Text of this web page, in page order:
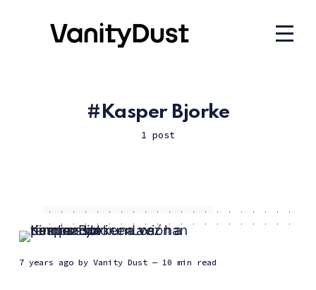
Kasper Bjorke
1 post
7 years agoby Vanity Dust — 10 min read